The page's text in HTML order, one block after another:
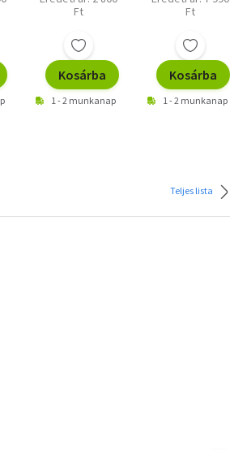
Ft
Kosárba
1 - 2 munkanap
Ft
Kosárba
1 - 2 munkanap
Teljes lista